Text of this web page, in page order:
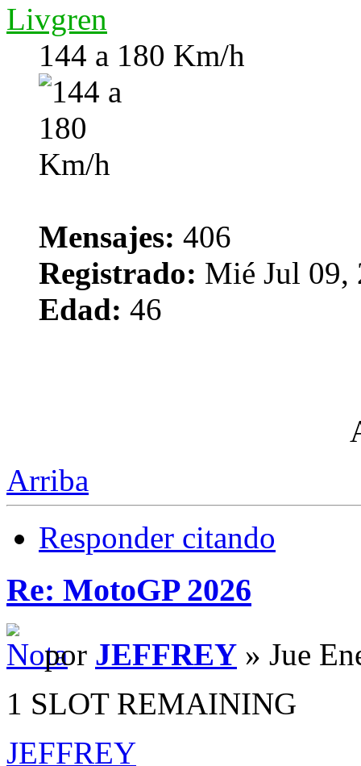
Livgren
144 a 180 Km/h
Mensajes: 406
Registrado: Mié Jul 09,
Edad: 46
Arriba
Responder citando
Re: MotoGP 2026
por JEFFREY » Jue
1 SLOT REMAINING
JEFFREY